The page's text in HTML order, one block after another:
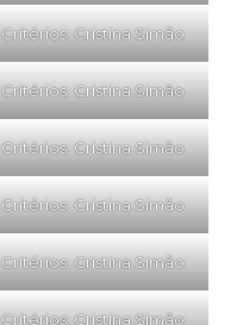
Critérios: Cristina Simão
Critérios: Cristina Simão
Critérios: Cristina Simão
Critérios: Cristina Simão
Critérios: Cristina Simão
Critérios: Cristina Simão